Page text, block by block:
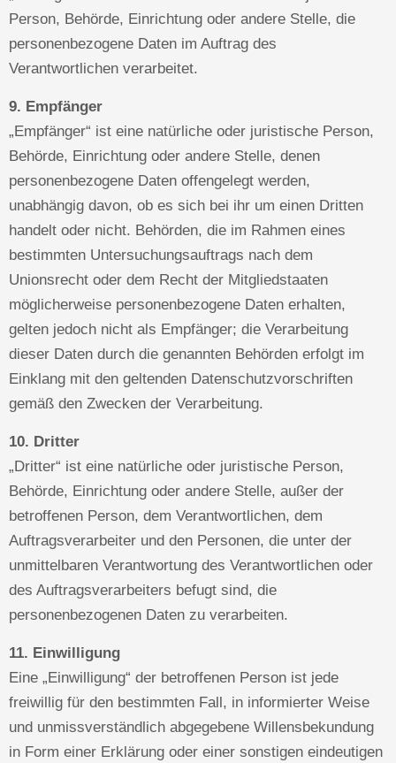
Person, Behörde, Einrichtung oder andere Stelle, die
personenbezogene Daten im Auftrag des
Verantwortlichen verarbeitet.
9. Empfänger
„Empfänger“ ist eine natürliche oder juristische Person,
Behörde, Einrichtung oder andere Stelle, denen
personenbezogene Daten offengelegt werden,
unabhängig davon, ob es sich bei ihr um einen Dritten
handelt oder nicht. Behörden, die im Rahmen eines
bestimmten Untersuchungsauftrags nach dem
Unionsrecht oder dem Recht der Mitgliedstaaten
möglicherweise personenbezogene Daten erhalten,
gelten jedoch nicht als Empfänger; die Verarbeitung
dieser Daten durch die genannten Behörden erfolgt im
Einklang mit den geltenden Datenschutzvorschriften
gemäß den Zwecken der Verarbeitung.
10. Dritter
„Dritter“ ist eine natürliche oder juristische Person,
Behörde, Einrichtung oder andere Stelle, außer der
betroffenen Person, dem Verantwortlichen, dem
Auftragsverarbeiter und den Personen, die unter der
unmittelbaren Verantwortung des Verantwortlichen oder
des Auftragsverarbeiters befugt sind, die
personenbezogenen Daten zu verarbeiten.
11. Einwilligung
Eine „Einwilligung“ der betroffenen Person ist jede
freiwillig für den bestimmten Fall, in informierter Weise
und unmissverständlich abgegebene Willensbekundung
in Form einer Erklärung oder einer sonstigen eindeutigen